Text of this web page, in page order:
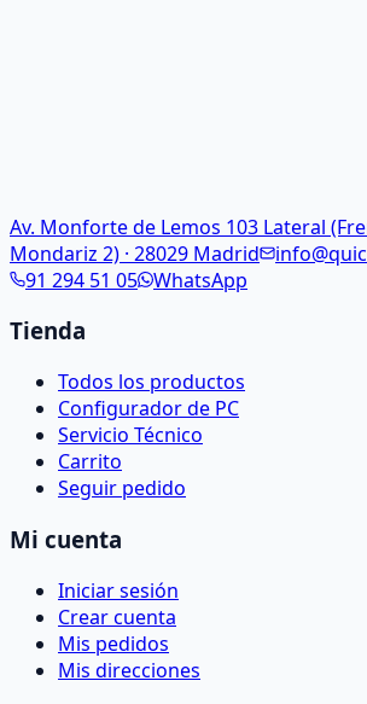
Av. Monforte de Lemos 103 Lateral
Mondariz 2) · 28029 Madrid
91 294 51 05 WhatsApp
Tienda
Todos los productos
Configurador de PC
Servicio Técnico
Carrito
Seguir pedido
Mi cuenta
Iniciar sesión
Crear cuenta
Mis pedidos
Mis direcciones